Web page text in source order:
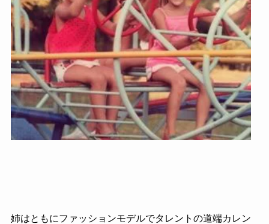
姉はともにファッションモデルでタレントの道端カレン